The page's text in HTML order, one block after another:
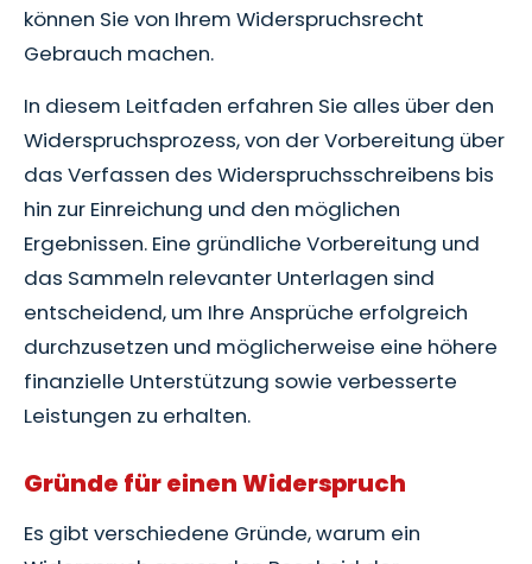
können Sie von Ihrem Widerspruchsrecht
Gebrauch machen.
In diesem Leitfaden erfahren Sie alles über den
Widerspruchsprozess, von der Vorbereitung über
das Verfassen des Widerspruchsschreibens bis
hin zur Einreichung und den möglichen
Ergebnissen. Eine gründliche Vorbereitung und
das Sammeln relevanter Unterlagen sind
entscheidend, um Ihre Ansprüche erfolgreich
durchzusetzen und möglicherweise eine höhere
finanzielle Unterstützung sowie verbesserte
Leistungen zu erhalten.
Gründe für einen Widerspruch
Es gibt verschiedene Gründe, warum ein